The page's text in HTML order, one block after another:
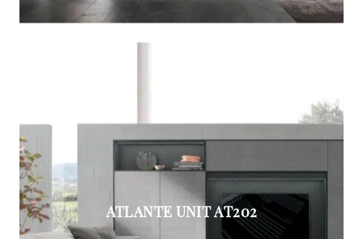
ATLANTE UNIT AT202